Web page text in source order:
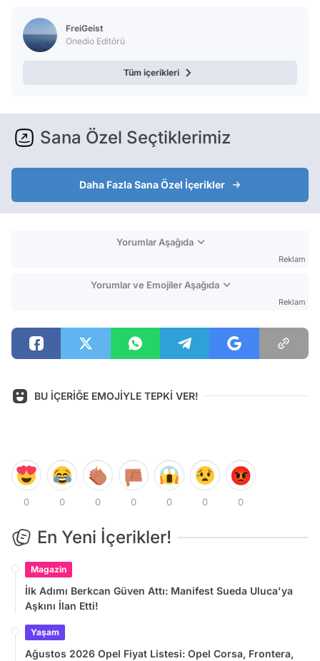
FreiGeist
Onedio Editörü
Tüm içerikleri
Sana Özel Seçtiklerimiz
Daha Fazla Sana Özel İçerikler
Yorumlar Aşağıda
Reklam
Yorumlar ve Emojiler Aşağıda
Reklam
BU İÇERİĞE EMOJİYLE TEPKİ VER!
0 0 0 0 0 0 0
En Yeni İçerikler!
Magazin
İlk Adımı Berkcan Güven Attı: Manifest Sueda Uluca'ya
Aşkını İlan Etti!
Yaşam
Ağustos 2026 Opel Fiyat Listesi: Opel Corsa, Frontera,